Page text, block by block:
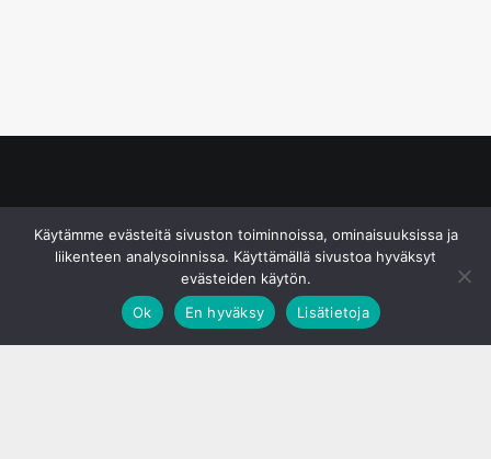
Käytämme evästeitä sivuston toiminnoissa, ominaisuuksissa ja
liikenteen analysoinnissa. Käyttämällä sivustoa hyväksyt
evästeiden käytön.
Ok
En hyväksy Lisätietoja